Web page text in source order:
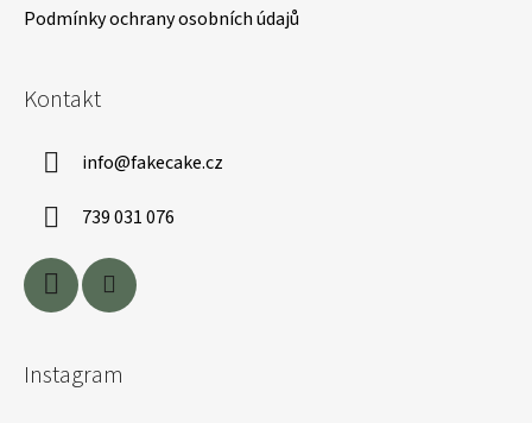
Podmínky ochrany osobních údajů
Kontakt
info@fakecake.cz
739 031 076
Instagram